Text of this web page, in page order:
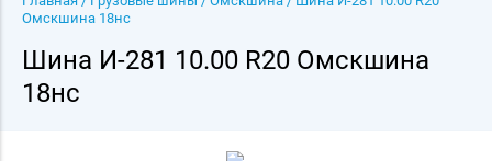
Омскшина 18нс
Шина И-281 10.00 R20 Омскшина
18нс